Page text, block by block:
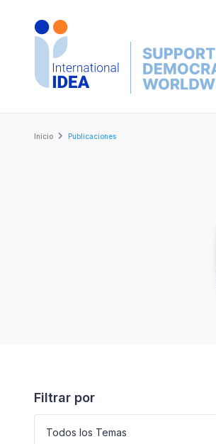
Breadcrumb
Inicio Publicaciones
Filtrar por
Todos los Temas